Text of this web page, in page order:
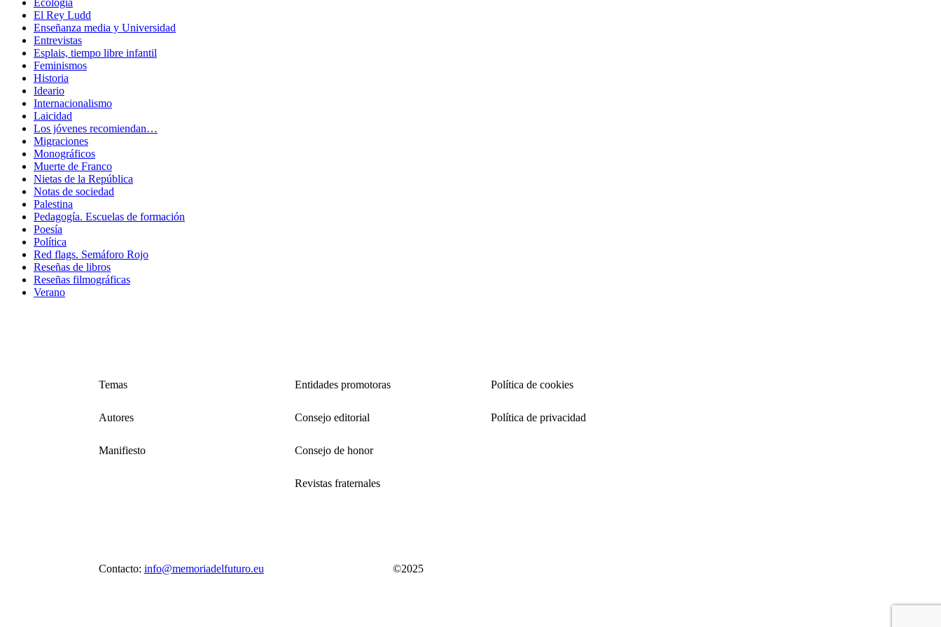
El Rey Ludd
Enseñanza media y Universidad
Entrevistas
Esplais, tiempo libre infantil
Feminismos
Historia
Ideario
Internacionalismo
Laicidad
Los jóvenes recomiendan…
Migraciones
Monográficos
Muerte de Franco
Nietas de la República
Notas de sociedad
Palestina
Pedagogía. Escuelas de formación
Poesía
Política
Red flags. Semáforo Rojo
Reseñas de libros
Reseñas filmográficas
Verano
Temas
Autores
Manifiesto
Entidades promotoras
Consejo editorial
Consejo de honor
Revistas fraternales
Política de cookies
Política de privacidad
Contacto: info@memoriadelfuturo.eu ©2025